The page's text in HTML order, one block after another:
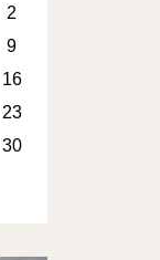
2
9
16
23
30